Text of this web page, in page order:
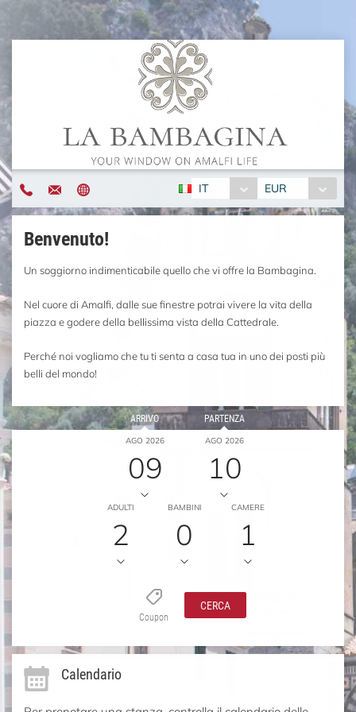
IT EUR
Benvenuto!
Un soggiorno indimenticabile quello che vi offre la Bambagina.
Nel cuore di Amalfi, dalle sue finestre potrai vivere la vita della
piazza e godere della bellissima vista della Cattedrale.
Perché noi vogliamo che tu ti senta a casa tua in uno dei posti più
belli del mondo!
ARRIVO
AGO 2026
09
PARTENZA
AGO 2026
10
ADULTI
2
BAMBINI
0
CAMERE
1
Coupon
CERCA
Calendario